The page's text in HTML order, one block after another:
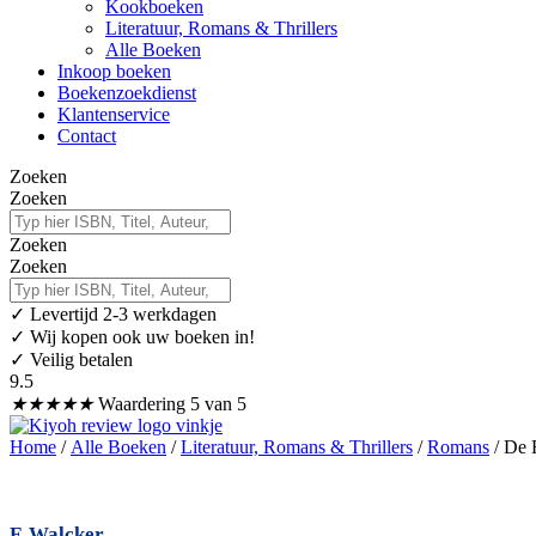
Kookboeken
Literatuur, Romans & Thrillers
Alle Boeken
Inkoop boeken
Boekenzoekdienst
Klantenservice
Contact
Zoeken
Zoeken
Zoeken
Zoeken
✓ Levertijd 2-3 werkdagen
✓ Wij kopen ook uw boeken in!
✓ Veilig betalen
9.5
★★★★★ Waardering 5 van 5
Home / Alle Boeken /Literatuur, Romans & Thrillers /Romans / De